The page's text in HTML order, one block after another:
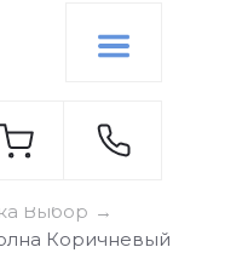
Выбор →
Коричневый